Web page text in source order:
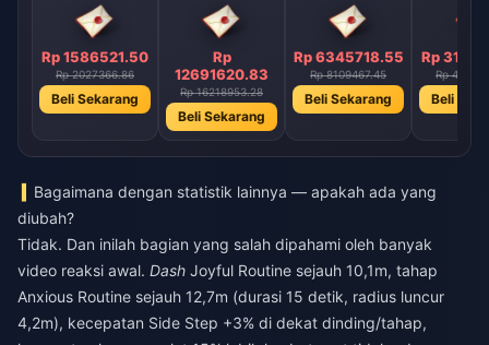
Rp 1586521.50
Rp 2027366.86
Beli Sekarang
Rp
12691620.83
Rp 16218953.28
Beli Sekarang
Rp 6345718.55
Rp 8109467.45
Beli Sekarang
Rp
Rp
Beli
Bagaimana dengan statistik lainnya — apakah ada yang
diubah?
Tidak. Dan inilah bagian yang salah dipahami oleh banyak
video reaksi awal. Dash Joyful Routine sejauh 10,1m, tahap
Anxious Routine sejauh 12,7m (durasi 15 detik, radius luncur
4,2m), kecepatan Side Step +3% di dekat dinding/tahap,